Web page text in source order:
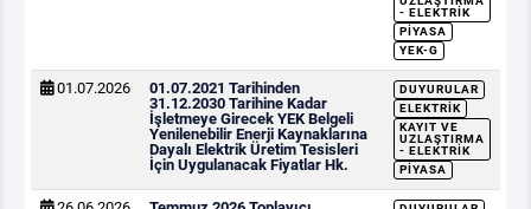
- ELEKTRIK
PIYASA
YEK-G
01.07.2026
01.07.2021 Tarihinden
31.12.2030 Tarihine Kadar
İşletmeye Girecek YEK Belgeli
Yenilenebilir Enerji Kaynaklarına
Dayalı Elektrik Üretim Tesisleri
İçin Uygulanacak Fiyatlar Hk.
DUYURULAR
ELEKTRIK
KAYIT VE
UZLAŞTIRMA
- ELEKTRIK
PIYASA